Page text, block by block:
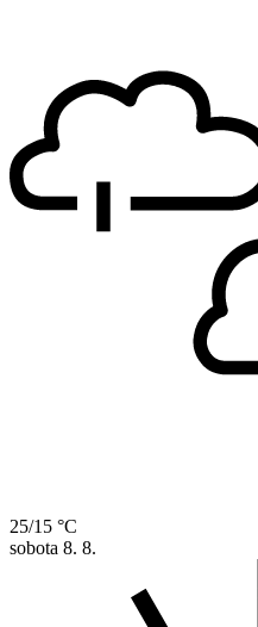
25/15 °C
sobota 8. 8.